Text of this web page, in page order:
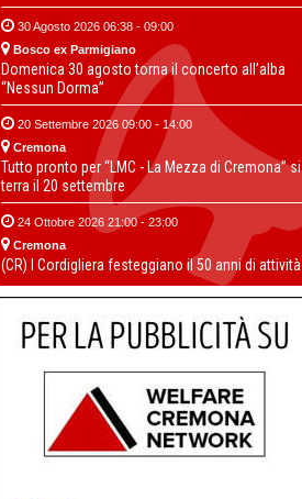
30 Agosto 2026 06:38 - 09:00
Bosco ex Parmigiano
Domenica 30 agosto torna il concerto all’alba
“Nessun Dorma”
20 Settembre 2026 09:00 - 14:00
Cremona
Tutto pronto per “LMC - La Mezza di Cremona” si
terra il 20 settembre
24 Ottobre 2026 21:00 - 23:00
Cremona
(CR) I Cordigliera festeggiano il 50 anni di attività